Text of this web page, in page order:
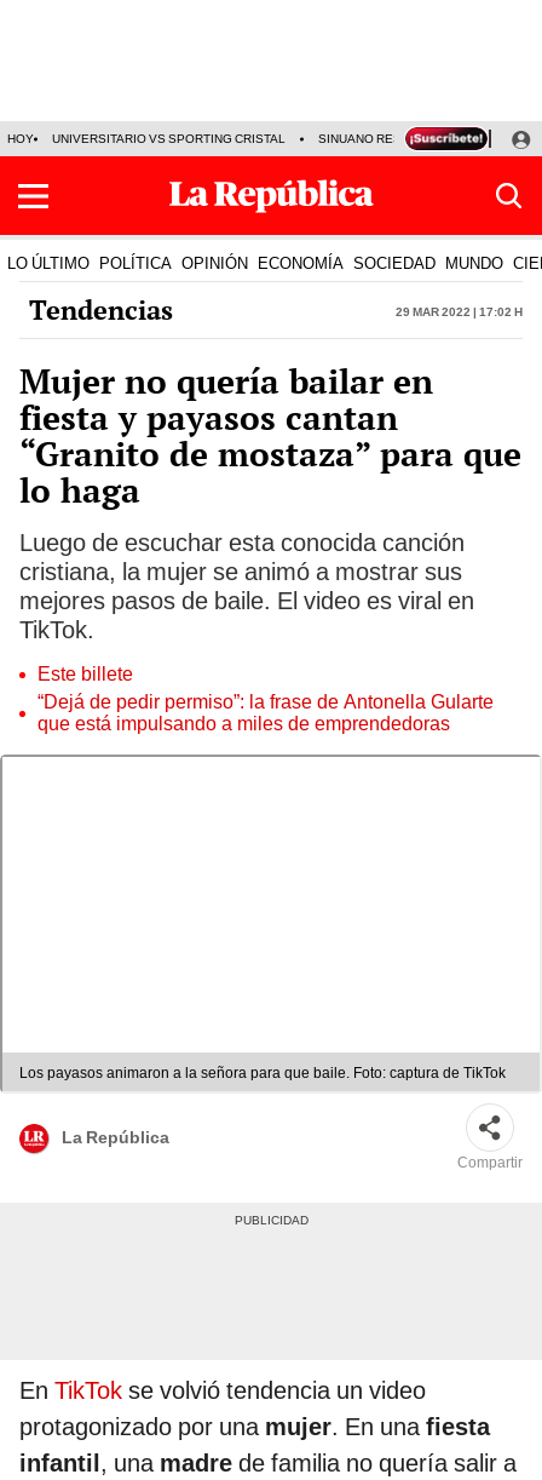
HOY UNIVERSITARIO VS SPORTING CRISTAL SINUANO RESULTADOS HOY
LO ÚLTIMO POLÍTICA OPINIÓN ECONOMÍA SOCIEDAD MUNDO
Tendencias 29 Mar 2022 | 17:02 h
Mujer no quería bailar en
fiesta y payasos cantan
“Granito de mostaza” para que
lo haga
Luego de escuchar esta conocida canción
cristiana, la mujer se animó a mostrar sus
mejores pasos de baile. El video es viral en
TikTok.
Este billete
“Dejá de pedir permiso”: la frase de Antonella Gularte
que está impulsando a miles de emprendedoras
Los payasos animaron a la señora para que baile. Foto: captura de TikTok
La República
Compartir
En TikTok se volvió tendencia un video
protagonizado por una mujer. En unafiesta
infantil, una madre de familia no quería salir a